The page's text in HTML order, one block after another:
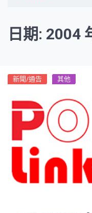
日期: 2004
新聞/通告 其他